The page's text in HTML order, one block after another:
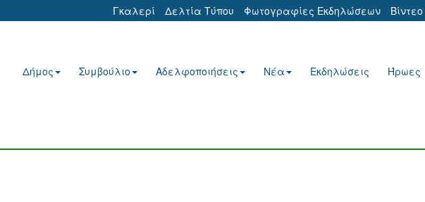
Γκαλερί Δελτία Τύπου Φωτογραφίες Εκδηλώσεων Βίντεο
Δήμος Συμβούλιο Αδελφοποιήσεις Νέα Εκδηλώσεις Ήρωες